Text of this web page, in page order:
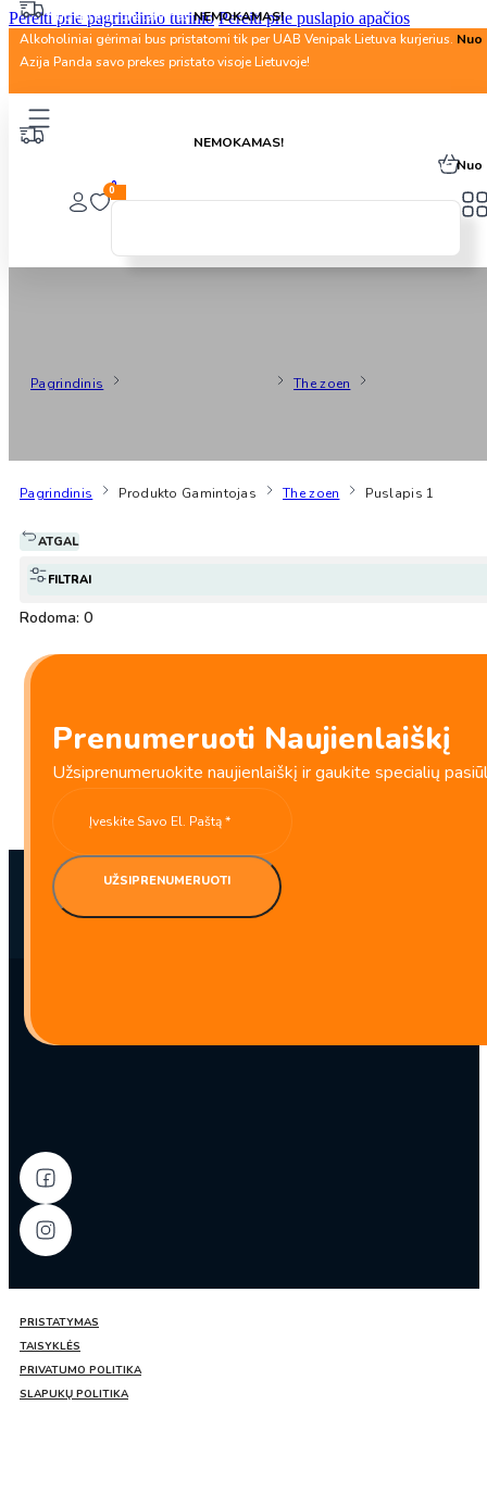
Pereiti prie pagrindinio turinio Pereiti prie puslapio apačios
Nuo 40 Eur. pristatymasNEMOKAMAS!
Alkoholiniai gėrimai bus pristatomi tik per UAB Venipak Lietuva kurjerius. Nuo
Azija Panda savo prekes pristato visoje Lietuvoje!
NEMOKAMAS!
Alkoholiniai gėrimai bus pristatomi tik per UAB Venipak Lietuva kurjerius.Nuo
00
Pagrindinis The zoen
Pagrindinis Produkto Gamintojas The zoen Puslapis 1
ATGAL
FILTRAI
Rodoma: 0
Prenumeruoti Naujienlaiškį
Užsiprenumeruokite naujienlaiškį ir gaukite specialių
UŽSIPRENUMERUOTI
PRISTATYMAS
TAISYKLĖS
PRIVATUMO POLITIKA
SLAPUKŲ POLITIKA